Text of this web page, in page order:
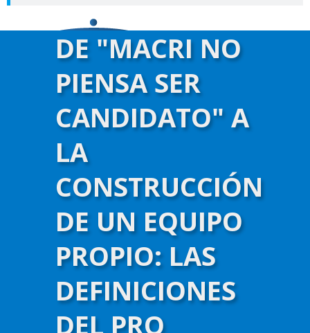
DE "MACRI NO
PIENSA SER
CANDIDATO" A
LA
CONSTRUCCIÓN
DE UN EQUIPO
PROPIO: LAS
DEFINICIONES
DEL PRO